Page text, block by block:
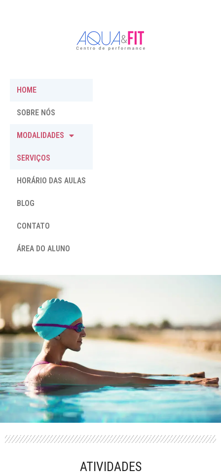
HOME
SOBRE NÓS
MODALIDADES
SERVIÇOS
HORÁRIO DAS AULAS
BLOG
CONTATO
ÁREA DO ALUNO
PERFORMANCE
ATIVIDADES